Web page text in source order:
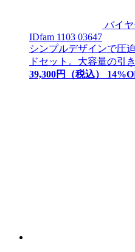
バイ
IDfam 1103 03647
シンプルデザインで圧
ドセット。大容量の引
39,300円（税込） 14